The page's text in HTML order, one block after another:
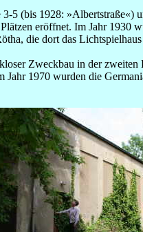
(bis 1928: »Albertstraße«)
eröffnet. Im Jahr 1930
die dort das
Zweckbau in der
1970 wurden die